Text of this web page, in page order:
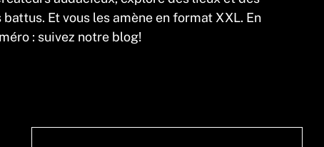
Et vous les amène en format XXL. En
: suivez notre blog!